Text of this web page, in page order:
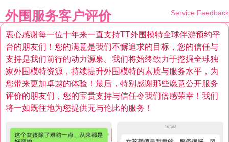
外围服务客户评价 Service Feedback
衷心感谢每一位十年来一直支持TT外围模特全球伴游预约平
台的朋友们！您的满意是我们不懈追求的目标，您的信任与
支持是我们前行的动力源泉。我们将始终致力于挖掘全球独
家外围模特资源，持续提升外围模特的素质与服务水平，为
您带来更加卓越的体验！最后，特别感谢那些愿意公开服务
评价的朋友们，您的宝贵支持与信任令我们倍感荣幸！我们
将一如既往地为您提供无与伦比的服务！